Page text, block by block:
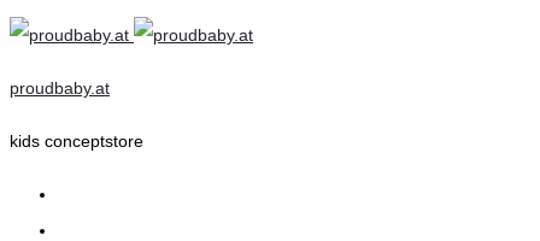
proudbaby.at
kids conceptstore